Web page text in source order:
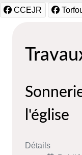
CCEJR
l'église
Détails